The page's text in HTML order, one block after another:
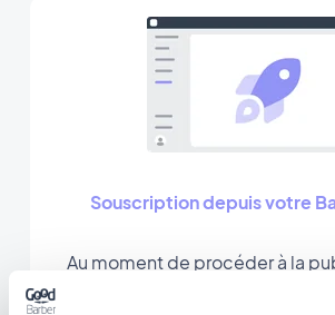
Souscription depuis votre
Au moment de procéder à la
l’app, vous choisirez